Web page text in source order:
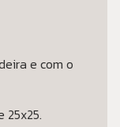
e com o
25x25.